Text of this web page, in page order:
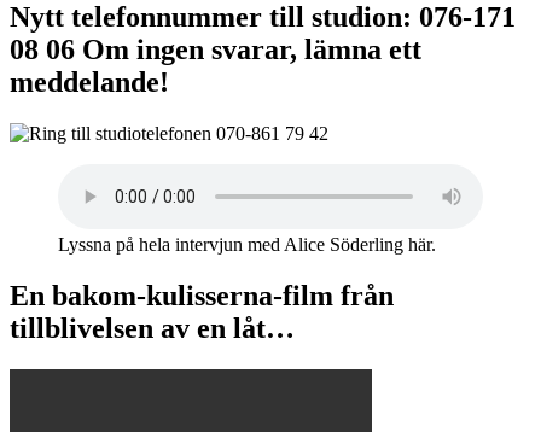
Nytt telefonnummer till studion: 076-171
08 06 Om ingen svarar, lämna ett
meddelande!
Lyssna på hela intervjun med Alice Söderling här.
En bakom-kulisserna-film från
tillblivelsen av en låt…